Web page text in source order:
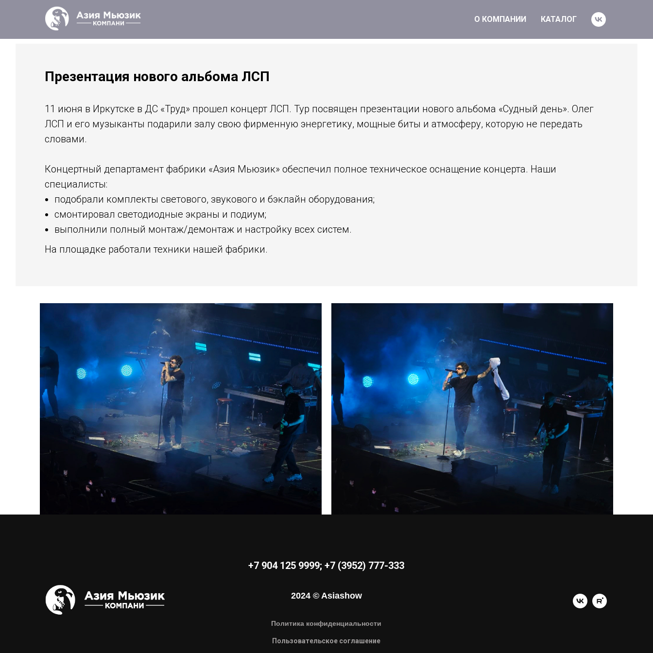
О КОМПАНИИ КАТАЛОГ
Презентация нового альбома ЛСП
11 июня в Иркутске в ДС «Труд» прошел концерт ЛСП. Тур посвящен презентации нового альбома «Судный день». Олег
ЛСП и его музыканты подарили залу свою фирменную энергетику, мощные биты и атмосферу, которую не передать
словами.
Концертный департамент фабрики «Азия Мьюзик» обеспечил полное техническое оснащение концерта. Наши
специалисты:
подобрали комплекты светового, звукового и бэклайн оборудования;
смонтировал светодиодные экраны и подиум;
выполнили полный монтаж/демонтаж и настройку всех систем.
На площадке работали техники нашей фабрики.
+7 904 125 9999; +7 (3952) 777-333
2024 © Asiashow
Политика конфиденциальности
Пользовательское соглашение